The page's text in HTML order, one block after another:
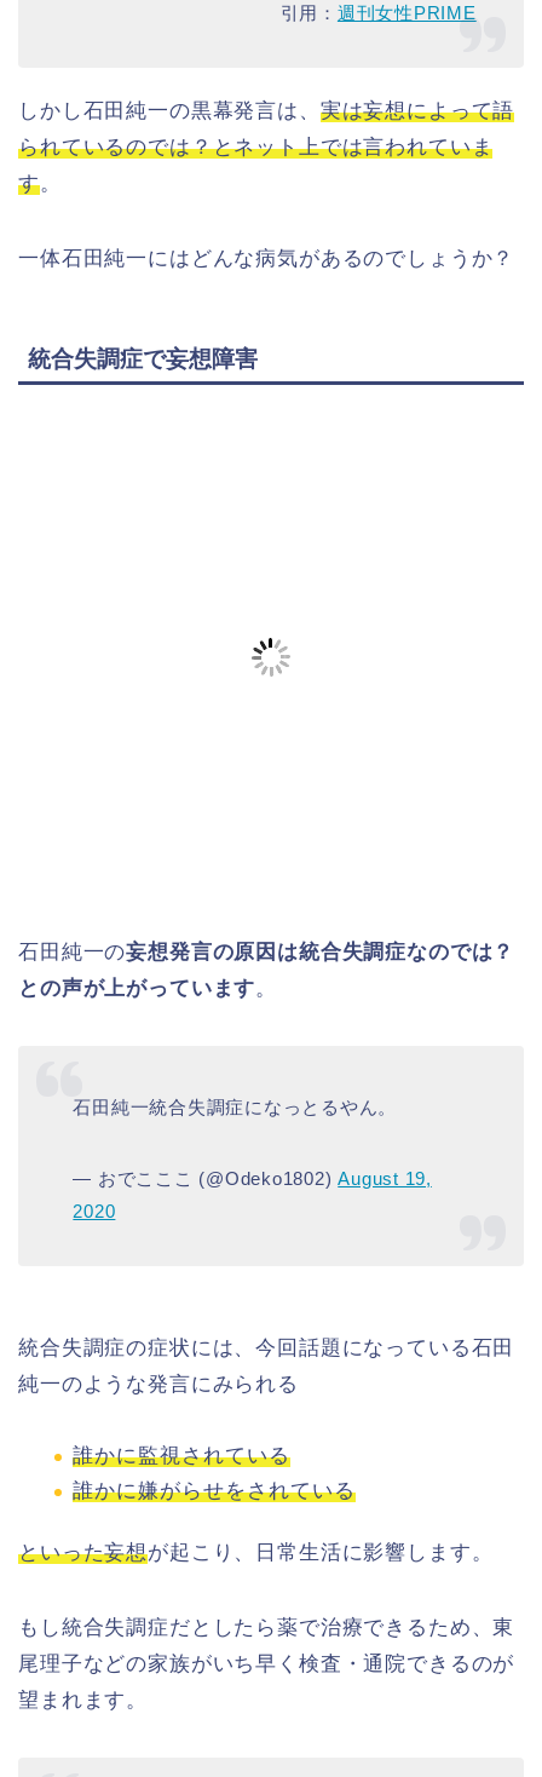
引用： 週刊女性PRIME
しかし石田純一の黒幕発言は、 実は妄想によって語
られているのでは？とネット上では言われていま
す。
一体石田純一にはどんな病気があるのでしょうか？
統合失調症で妄想障害
石田純一の妄想発言の原因は統合失調症なのでは？
との声が上がっています。
石田純一統合失調症になっとるやん。
— おでこここ (@Odeko1802)August 19,
2020
統合失調症の症状には、今回話題になっている石田
純一のような発言にみられる
誰かに監視されている
誰かに嫌がらせをされている
といった妄想が起こり、日常生活に影響します。
もし統合失調症だとしたら薬で治療できるため、東
尾理子などの家族がいち早く検査・通院できるのが
望まれます。